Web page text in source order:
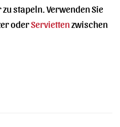
stapeln. Verwenden Sie
oderServiettenzwischen